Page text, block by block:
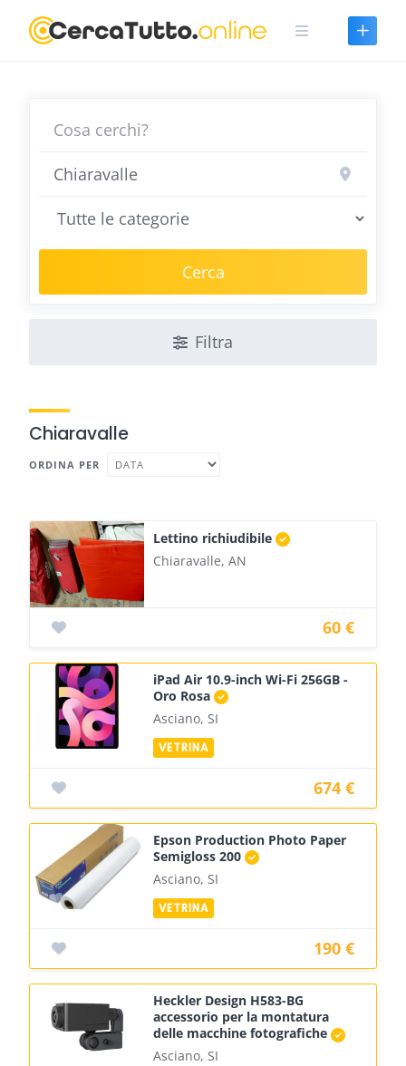
Cerca
Filtra
Chiaravalle
ORDINA PER
Lettino richiudibile
Chiaravalle, AN
60 €
iPad Air 10.9-inch Wi-Fi 256GB -
Oro Rosa
Asciano, SI
674 €
Epson Production Photo Paper
Semigloss 200
Asciano, SI
190 €
Heckler Design H583-BG
accessorio per la montatura
delle macchine fotografiche
Asciano, SI